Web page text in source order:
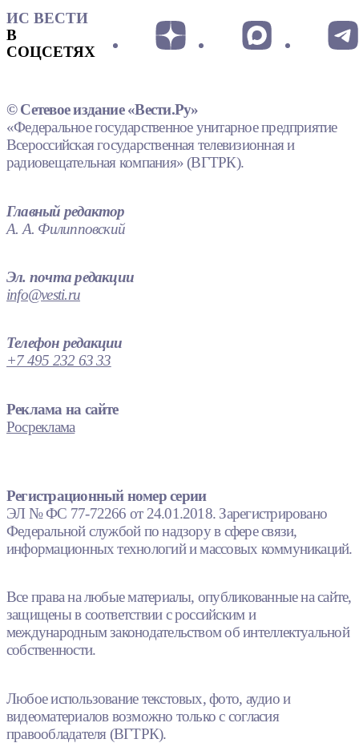
ИС ВЕСТИ
В
СОЦСЕТЯХ
© Сетевое издание «Вести.Ру»
«Федеральное государственное унитарное предприятие
Всероссийская государственная телевизионная и
радиовещательная компания» (ВГТРК).
Главный редактор
А. А. Филипповский
Эл. почта редакции
info@vesti.ru
Телефон редакции
+7 495 232 63 33
Реклама на сайте
Росреклама
Регистрационный номер серии
ЭЛ № ФС 77-72266 от 24.01.2018. Зарегистрировано
Федеральной службой по надзору в сфере связи,
информационных технологий и массовых коммуникаций.
Все права на любые материалы, опубликованные на сайте,
защищены в соответствии с российским и
международным законодательством об интеллектуальной
собственности.
Любое использование текстовых, фото, аудио и
видеоматериалов возможно только с согласия
правообладателя (ВГТРК).